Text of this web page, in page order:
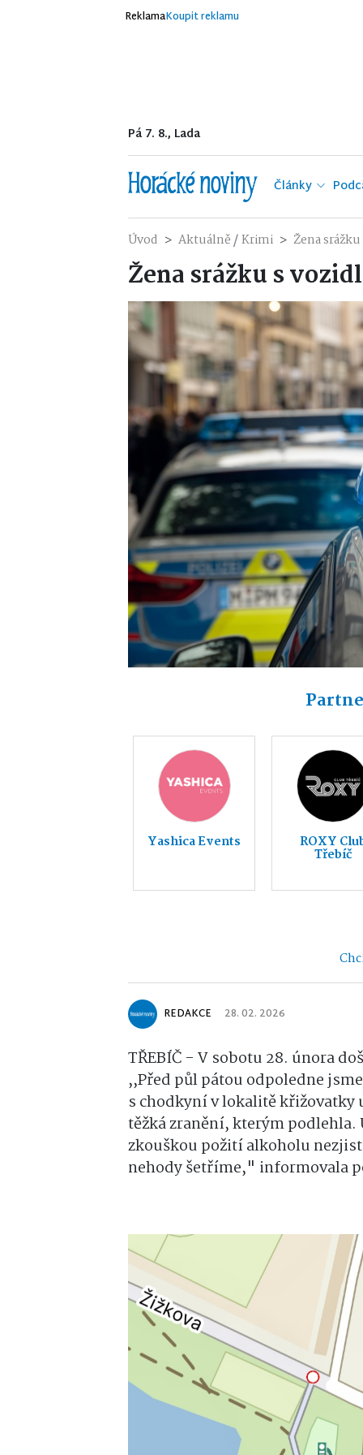
ReklamaKoupit reklamu
Pá 7. 8., Lada
Články
Úvod Aktuálně/Krimi Žena
Žena srážku s
Yashica Events ROXY
Třebíč
REDAKCE 28. 02. 2026
TŘEBÍČ - V sobotu 28. února
,,Před půl pátou odpoledne
s chodkyní v lokalitě křižovatky
těžká zranění, kterým
zkouškou požití alkoholu
nehody šetříme," informovala